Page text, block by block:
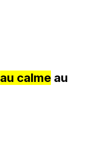
au calme au